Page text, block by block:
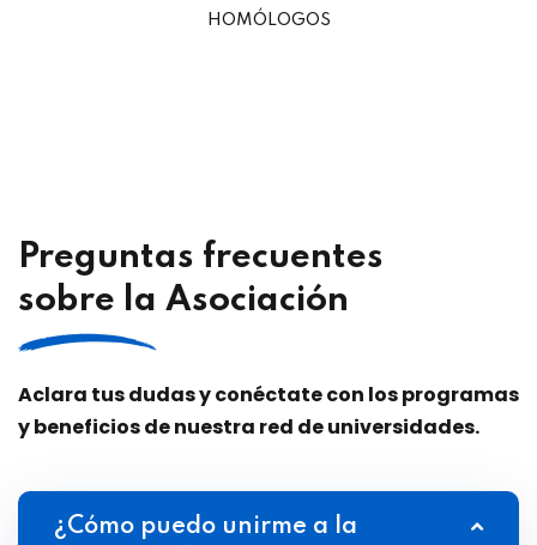
HOMÓLOGOS
Preguntas frecuentes
sobre la Asociación
Aclara tus dudas y conéctate con los programas
y beneficios de nuestra red de universidades.
¿Cómo puedo unirme a la